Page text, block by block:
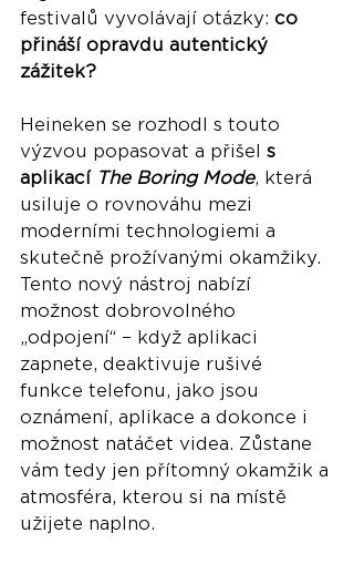
festivalů vyvolávají otázky: co
přináší opravdu autentický
zážitek?
Heineken se rozhodl s touto
výzvou popasovat a přišel s
aplikací The Boring Mode, která
usiluje o rovnováhu mezi
moderními technologiemi a
skutečně prožívanými okamžiky.
Tento nový nástroj nabízí
možnost dobrovolného
„odpojení“ – když aplikaci
zapnete, deaktivuje rušivé
funkce telefonu, jako jsou
oznámení, aplikace a dokonce i
možnost natáčet videa. Zůstane
vám tedy jen přítomný okamžik a
atmosféra, kterou si na místě
užijete naplno.